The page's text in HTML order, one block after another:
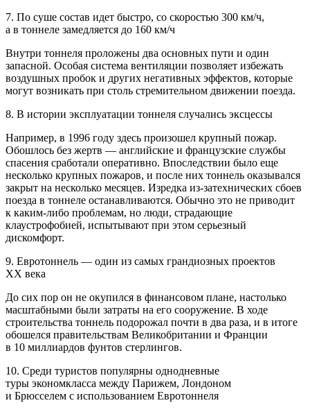
7. По суше состав идет быстро, со скоростью 300 км/ч,
а в тоннеле замедляется до 160 км/ч
Внутри тоннеля проложены два основных пути и один
запасной. Особая система вентиляции позволяет избежать
воздушных пробок и других негативных эффектов, которые
могут возникать при столь стремительном движении поезда.
8. В истории эксплуатации тоннеля случались эксцессы
Например, в 1996 году здесь произошел крупный пожар.
Обошлось без жертв — английские и французские службы
спасения сработали оперативно. Впоследствии было еще
несколько крупных пожаров, и после них тоннель оказывался
закрыт на несколько месяцев. Изредка из-затехнических сбоев
поезда в тоннеле останавливаются. Обычно это не приводит
к каким-либо проблемам, но люди, страдающие
клаустрофобией, испытывают при этом серьезный
дискомфорт.
9. Евротоннель — один из самых грандиозных проектов
XX века
До сих пор он не окупился в финансовом плане, настолько
масштабными были затраты на его сооружение. В ходе
строительства тоннель подорожал почти в два раза, и в итоге
обошелся правительствам Великобритании и Франции
в 10 миллиардов фунтов стерлингов.
10. Среди туристов популярны однодневные
туры экономкласса между Парижем, Лондоном
и Брюсселем с использованием Евротоннеля